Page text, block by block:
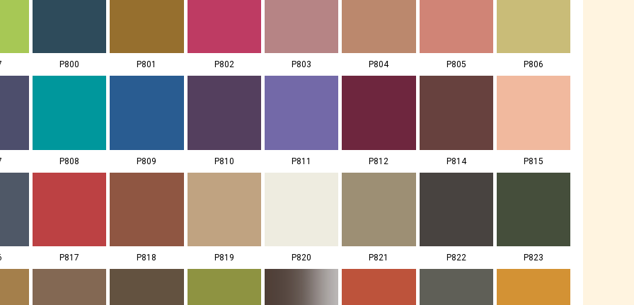
P800 P801 P802 P803 P804 P805 P806
P808 P809 P810 P811 P812 P814 P815
P817 P818 P819 P820 P821 P822 P823